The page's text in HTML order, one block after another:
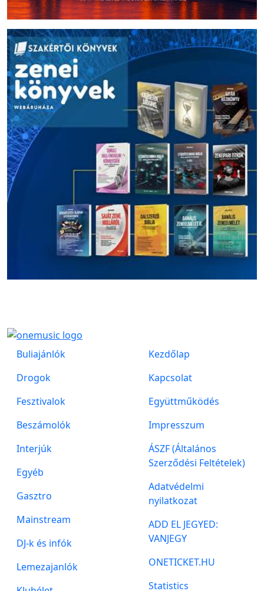
Buliajánlók
Drogok
Fesztivalok
Beszámolók
Interjúk
Egyéb
Gasztro
Mainstream
DJ-k és infók
Lemezajanlók
Kezdőlap
Kapcsolat
Együttműködés
Impresszum
ÁSZF (Általános
Szerződési Feltételek)
Adatvédelmi
nyilatkozat
ADD EL JEGYED:
VANJEGY
ONETICKET.HU
Statistics